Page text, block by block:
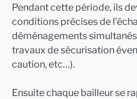
Pendant cette période, ils
conditions précises de
déménagements
travaux de sécurisation
caution, etc…).
Ensuite chaque bailleur se